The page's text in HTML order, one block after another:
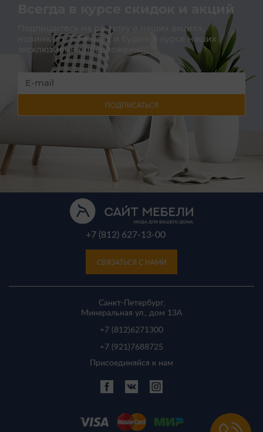
Всегда в курсе скидок и акций
Подпишитесь на расылку о наших акциях,
новинках и новостях и будьте в курсе наших
эксклюзивных предложений!
ПОДПИСАТЬСЯ
+7 (812) 627-13-00
СВЯЗАТЬСЯ С НАМИ
Санкт-Петербург,
Минеральная ул., дом 13A
+7 (812)6271300
+7 (921) 7688725
Присоединяйся к нам